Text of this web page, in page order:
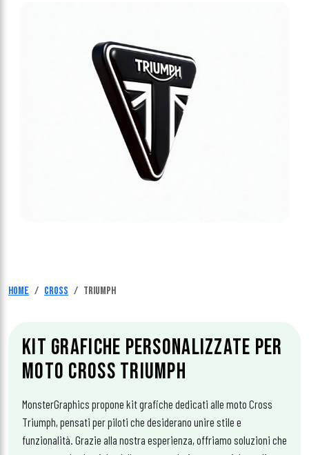
Home Cross Triumph
KIT GRAFICHE PERSONALIZZATE PER
MOTO CROSS TRIUMPH
MonsterGraphics propone kit grafiche dedicati alle moto Cross
Triumph, pensati per piloti che desiderano unire stile e
funzionalità. Grazie alla nostra esperienza, offriamo soluzioni che